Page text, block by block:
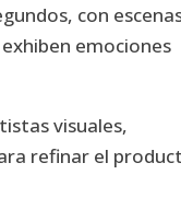
con
emociones
visuales,
refinar el